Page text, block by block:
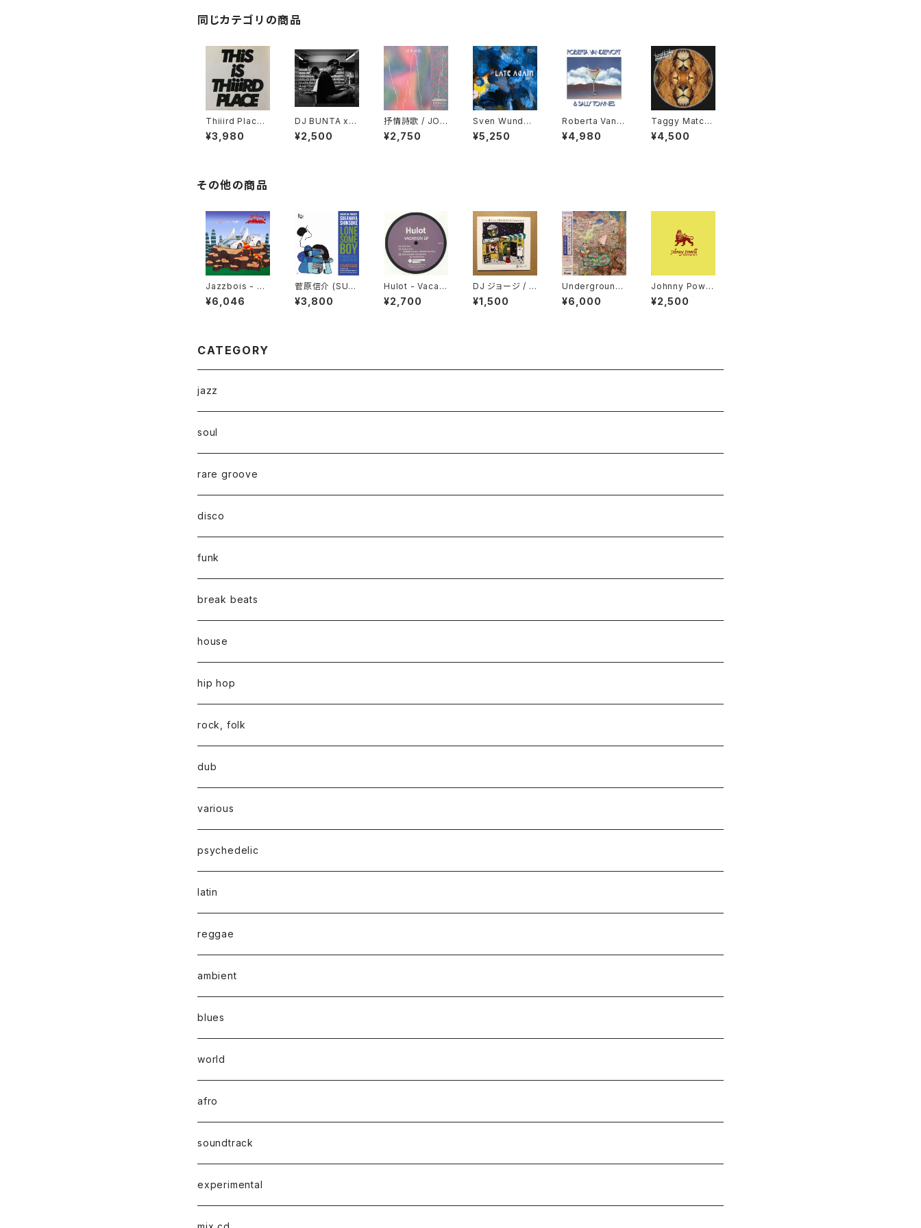
同じカテゴリの商品
Thiiird Place -
This is Thiiird
Place "LP"
¥3,980
DJ BUNTA x D
USTY HUSKY
- 47 CAMPiN
¥2,500
抒情詩歌 / JOJ
ŌSHĪKA "CD"
¥2,750
Sven Wunder
- Late Again
"LP"
¥5,250
Roberta Vand
ervort & Sally
Townes "LP"
¥4,980
Taggy Match
er - Push Pus
h "LP"
¥4,500
その他の商品
Jazzbois - Sti
ll Blunted "LP"
¥6,046
菅原信介 (SUG
APLUE PROJE
CT) - LONES
¥3,800
Hulot - Vacati
on EP "12"
¥2,700
DJ ジョージ / コ
ーヒー屋とレコ
ード屋がやりたく
¥1,500
Underground
Canopy - Unc
ut Gems "2xL
¥6,000
Johnny Powel
l – Moving Ou
t / True Love
¥2,500
CATEGORY
jazz
soul
rare groove
disco
funk
break beats
house
hip hop
rock, folk
dub
various
psychedelic
latin
reggae
ambient
blues
world
afro
soundtrack
experimental